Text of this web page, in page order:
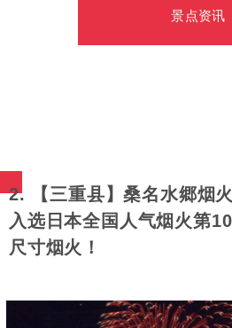
景点资讯
2. 【三重县】桑名水郷烟
入选日本全国人气烟火第
尺寸烟火！